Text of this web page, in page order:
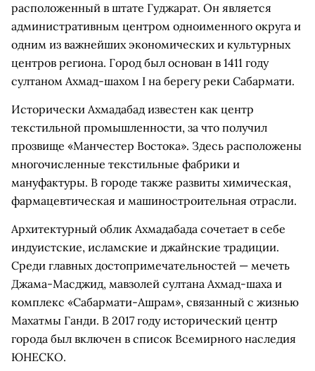
расположенный в штате Гуджарат. Он является
административным центром одноименного округа и
одним из важнейших экономических и культурных
центров региона. Город был основан в 1411 году
султаном Ахмад-шахом I на берегу реки Сабармати.
Исторически Ахмадабад известен как центр
текстильной промышленности, за что получил
прозвище «Манчестер Востока». Здесь расположены
многочисленные текстильные фабрики и
мануфактуры. В городе также развиты химическая,
фармацевтическая и машиностроительная отрасли.
Архитектурный облик Ахмадабада сочетает в себе
индуистские, исламские и джайнские традиции.
Среди главных достопримечательностей — мечеть
Джама-Масджид, мавзолей султана Ахмад-шаха и
комплекс «Сабармати-Ашрам», связанный с жизнью
Махатмы Ганди. В 2017 году исторический центр
города был включен в список Всемирного наследия
ЮНЕСКО.